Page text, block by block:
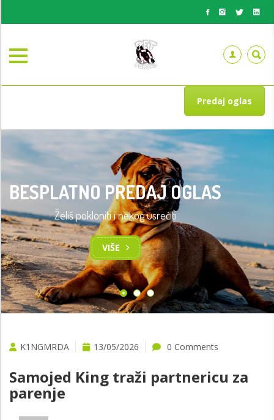
Predaj oglas
BESPLATNO PREDAJ OGLAS
Želiš pokloniti i nekog usrećiti
VIŠE
K1NGMRDA 13/05/2026 0 Comments
Samojed King traži partnericu za
parenje